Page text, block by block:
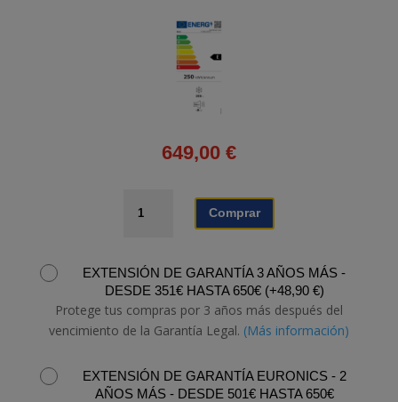
649,00 €
CONGELADOR
BEKO
Comprar
EXTENSIÓN DE GARANTÍA 3 AÑOS MÁS -
DESDE 351€ HASTA 650€ (+48,90 €)
Protege tus compras por 3 años más después del
vencimiento de la Garantía Legal. (Más información)
EXTENSIÓN DE GARANTÍA EURONICS - 2
AÑOS MÁS - DESDE 501€ HASTA 650€